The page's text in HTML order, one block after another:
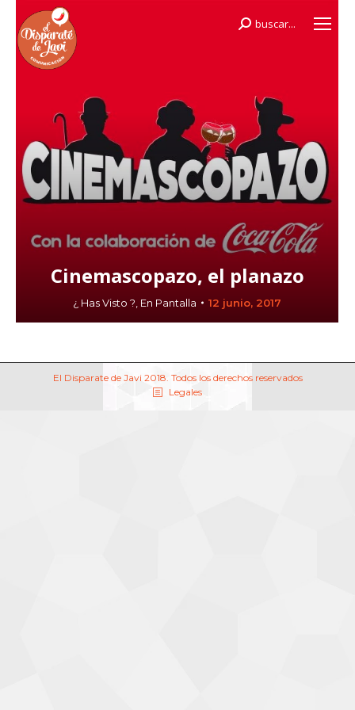
Buscar:
buscar...
Cinemascopazo, el planazo
¿ Has Visto ? En Pantalla 12 junio, 2017
El Disparate de Javi 2018. Todos los derechos reservados
Legales